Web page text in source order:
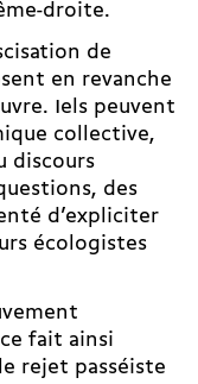
droite.
de
en revanche
Iels peuvent
collective,
discours
des
d’expliciter
écologistes
fait ainsi
rejet passéiste